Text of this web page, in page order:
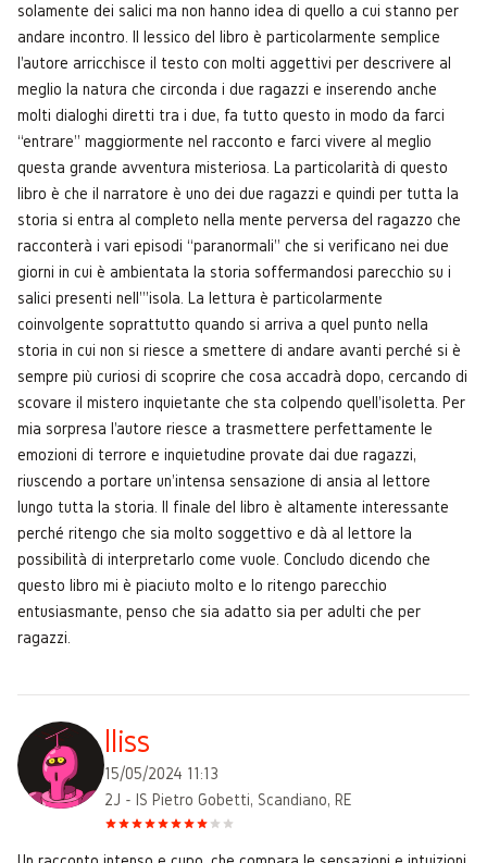
solamente dei salici ma non hanno idea di quello a cui stanno per
andare incontro. Il lessico del libro è particolarmente semplice
l'autore arricchisce il testo con molti aggettivi per descrivere al
meglio la natura che circonda i due ragazzi e inserendo anche
molti dialoghi diretti tra i due, fa tutto questo in modo da farci
“entrare” maggiormente nel racconto e farci vivere al meglio
questa grande avventura misteriosa. La particolarità di questo
libro è che il narratore è uno dei due ragazzi e quindi per tutta la
storia si entra al completo nella mente perversa del ragazzo che
racconterà i vari episodi “paranormali” che si verificano nei due
giorni in cui è ambientata la storia soffermandosi parecchio su i
salici presenti nell'''isola. La lettura è particolarmente
coinvolgente soprattutto quando si arriva a quel punto nella
storia in cui non si riesce a smettere di andare avanti perché si è
sempre più curiosi di scoprire che cosa accadrà dopo, cercando di
scovare il mistero inquietante che sta colpendo quell'isoletta. Per
mia sorpresa l'autore riesce a trasmettere perfettamente le
emozioni di terrore e inquietudine provate dai due ragazzi,
riuscendo a portare un'intensa sensazione di ansia al lettore
lungo tutta la storia. Il finale del libro è altamente interessante
perché ritengo che sia molto soggettivo e dà al lettore la
possibilità di interpretarlo come vuole. Concludo dicendo che
questo libro mi è piaciuto molto e lo ritengo parecchio
entusiasmante, penso che sia adatto sia per adulti che per
ragazzi.
Iliss
15/05/2024 11:13
2J - IS Pietro Gobetti, Scandiano, RE